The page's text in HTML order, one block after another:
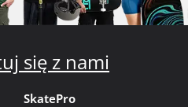
się z nami
SkatePro